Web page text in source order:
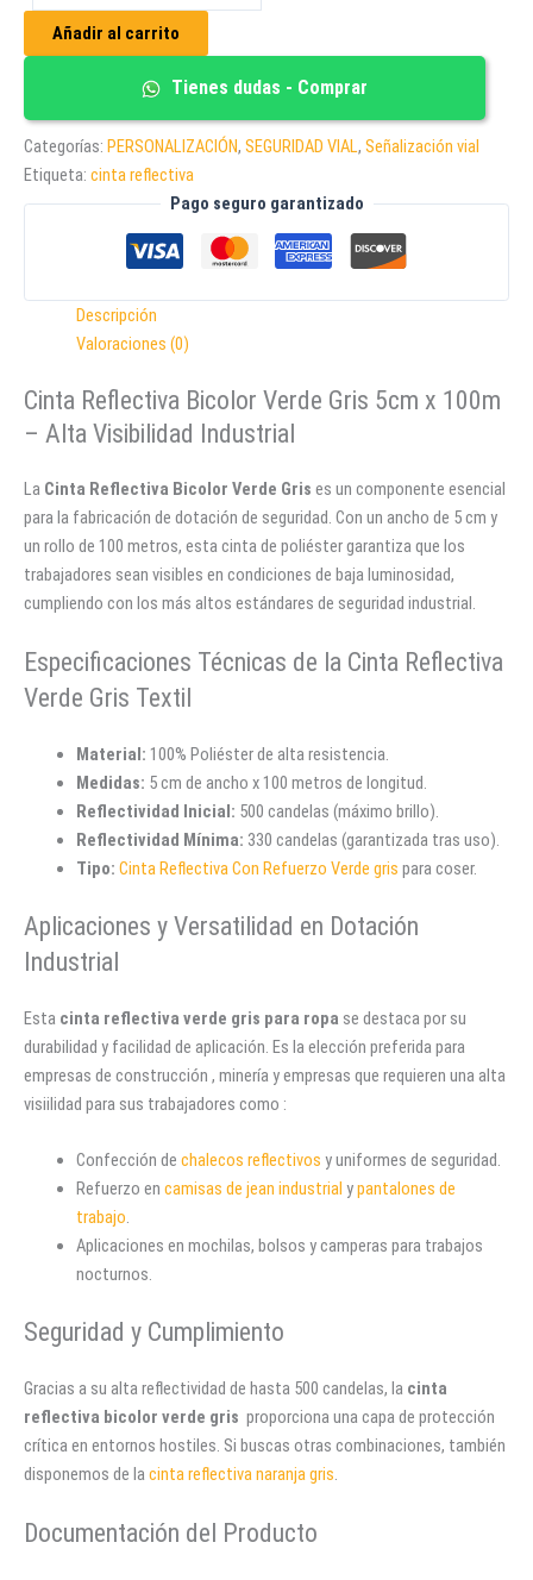
BICOLOR
VERDE
X
100M
Añadir al carrito
Tienes dudas - Comprar
Categorías: PERSONALIZACIÓN, SEGURIDAD VIAL, Señalización vial
Etiqueta: cinta reflectiva
Pago seguro garantizado
Descripción
Valoraciones (0)
Cinta Reflectiva Bicolor Verde Gris 5cm x 100m
– Alta Visibilidad Industrial
La Cinta Reflectiva Bicolor Verde Gris es un componente esencial
para la fabricación de dotación de seguridad. Con un ancho de 5 cm y
un rollo de 100 metros, esta cinta de poliéster garantiza que los
trabajadores sean visibles en condiciones de baja luminosidad,
cumpliendo con los más altos estándares de seguridad industrial.
Especificaciones Técnicas de la Cinta Reflectiva
Verde Gris Textil
Material: 100% Poliéster de alta resistencia.
Medidas: 5 cm de ancho x 100 metros de longitud.
Reflectividad Inicial: 500 candelas (máximo brillo).
Reflectividad Mínima: 330 candelas (garantizada tras uso).
Tipo: Cinta Reflectiva Con Refuerzo Verde gris para coser.
Aplicaciones y Versatilidad en Dotación
Industrial
Esta cinta reflectiva verde gris para ropa se destaca por su
durabilidad y facilidad de aplicación. Es la elección preferida para
empresas de construcción , minería y empresas que requieren una alta
visiilidad para sus trabajadores como :
Confección de chalecos reflectivos y uniformes de seguridad.
Refuerzo en camisas de jean industrial ypantalones de
trabajo.
Aplicaciones en mochilas, bolsos y camperas para trabajos
nocturnos.
Seguridad y Cumplimiento
Gracias a su alta reflectividad de hasta 500 candelas, la cinta
reflectiva bicolor verde gris proporciona una capa de protección
crítica en entornos hostiles. Si buscas otras combinaciones, también
disponemos de la cinta reflectiva naranja gris.
Documentación del Producto